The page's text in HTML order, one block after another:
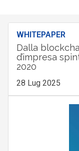
WHITEPAPER
Dalla
d’impresa
2020
28 Lug 2025